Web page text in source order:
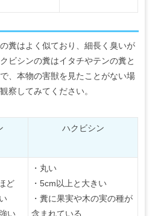
糞はよく似ており、細長く臭いが
ビシンの糞はイタチやテンの糞と
、本物の害獣を見たことがない場
察してみてください。
ハクビシン
ど
い
・丸い
・5cm以上と大きい
・糞に果実や木の実の種が
含まれている